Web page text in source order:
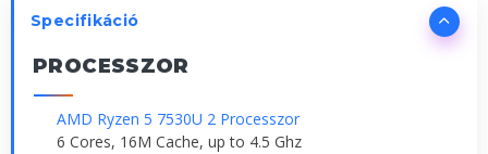
Specifikáció
PROCESSZOR
AMD Ryzen 5 7530U 2 Processzor
6 Cores, 16M Cache, up to 4.5 Ghz